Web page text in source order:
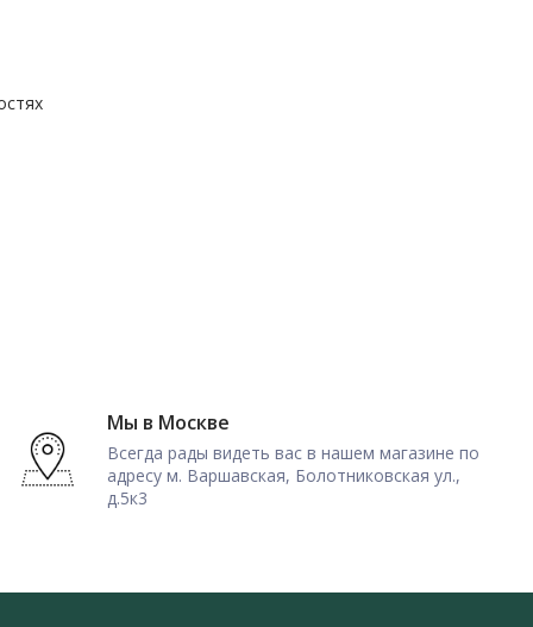
Мы в Москве
Всегда рады видеть вас в нашем магазине по
адресу м. Варшавская, Болотниковская ул.,
д.5к3